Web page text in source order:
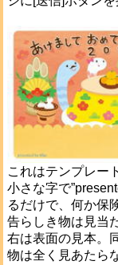
これはテンプレー
小さな字で
るだけで、何か保
告らしき物は見当
右は表面の見本。
物は全く見あたら